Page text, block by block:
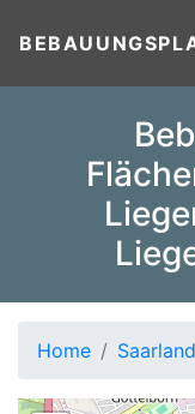
Home Saarland